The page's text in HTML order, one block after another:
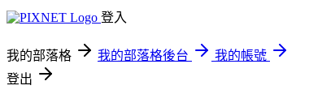
登入
我的部落格 我的部落格後台
我的帳號
登出